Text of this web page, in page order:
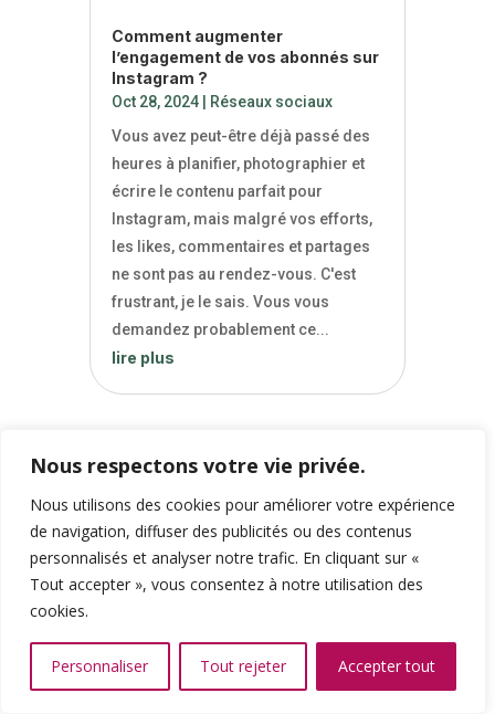
Nous respectons votre vie privée.
Nous utilisons des cookies pour améliorer votre expérience
de navigation, diffuser des publicités ou des contenus
personnalisés et analyser notre trafic. En cliquant sur «
Tout accepter », vous consentez à notre utilisation des
cookies.
Personnaliser Tout rejeter Accepter tout
Comment augmenter
l’engagement de vos abonnés sur
Instagram ?
Oct 28, 2024|
Réseaux sociaux
Vous avez peut-être déjà passé des
heures à planifier, photographier et
écrire le contenu parfait pour
Instagram, mais malgré vos efforts,
les likes, commentaires et partages
ne sont pas au rendez-vous. C'est
frustrant, je le sais. Vous vous
demandez probablement ce...
lire plus
Quels sont les éléments clés pour
réussir sa stratégie digitale ?
Oct 21, 2024|Stratégie digitale